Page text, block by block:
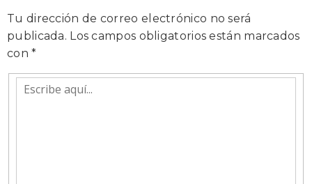
Tu dirección de correo electrónico no será
publicada. Los campos obligatorios están marcados
con*
Escribe